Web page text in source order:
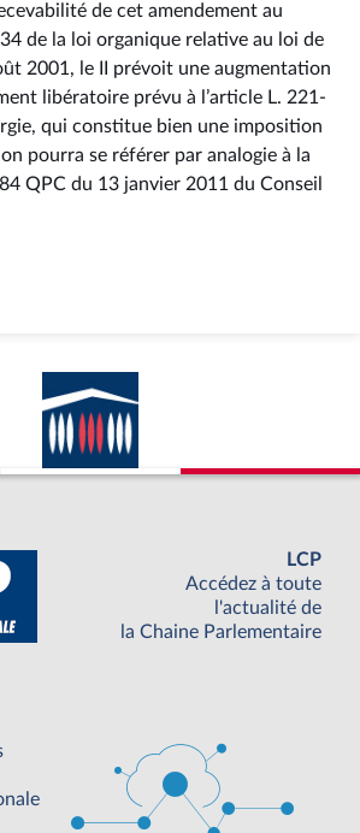
de cet amendement au
de la loi organique relative au loi de
2001, le II prévoit une augmentation
libératoire prévu à l’article L. 221-
qui constitue bien une imposition
pourra se référer par analogie à la
QPC du 13 janvier 2011 du Conseil
LCP
Accédez à toute
l'actualité de
la Chaine Parlementaire